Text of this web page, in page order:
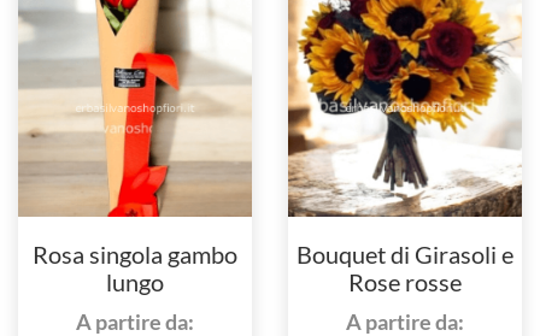
Rosa singola gambo
lungo
A partire da:
Bouquet di Girasoli e
Rose rosse
A partire da: